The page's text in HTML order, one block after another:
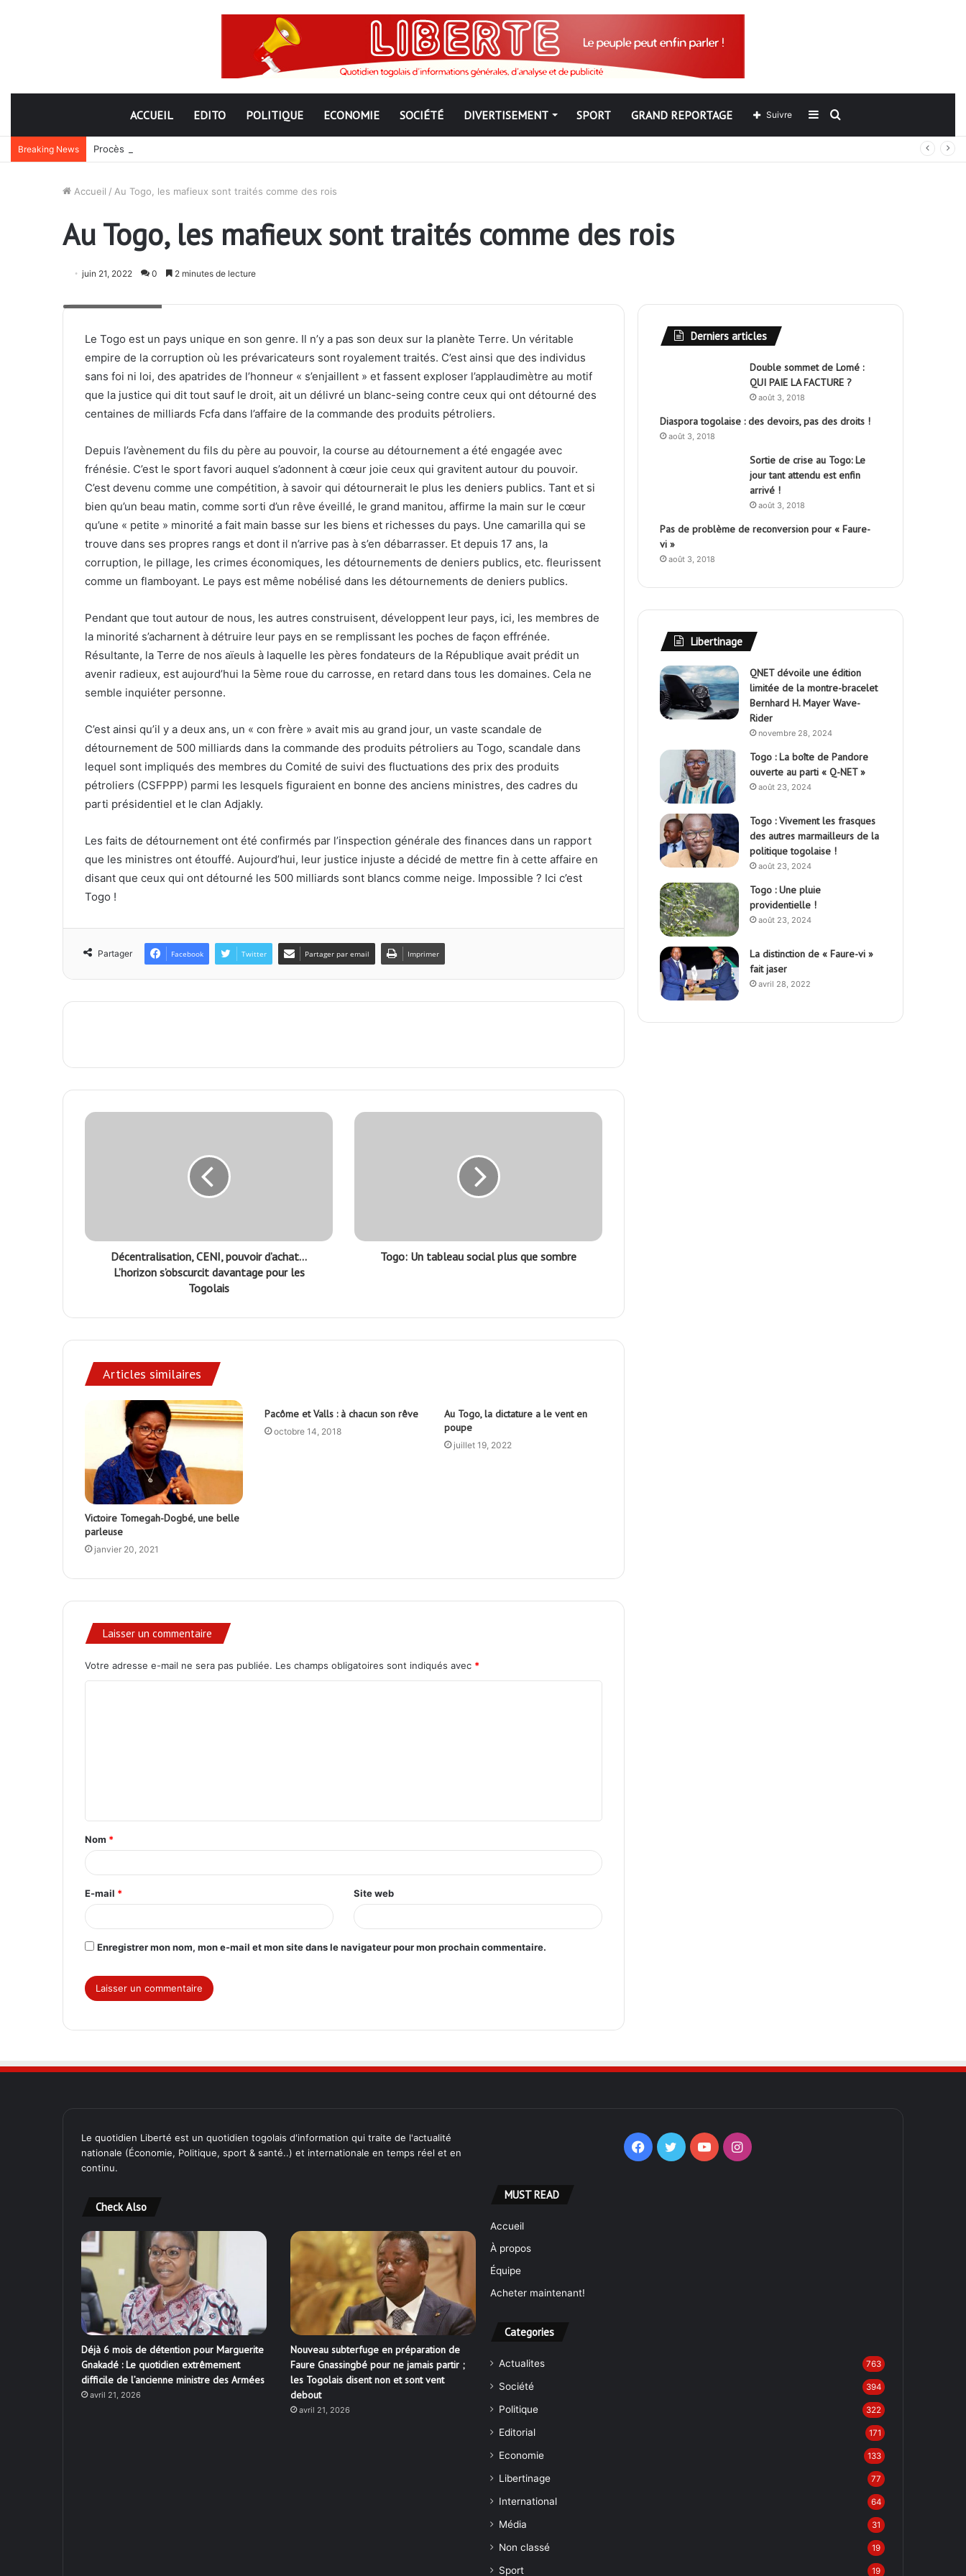
ACCUEIL EDITO POLITIQUE ECONOMIE SOCIÉTÉ DIVERTISEMENT SPORT GRAND REPORTAGE Rechercher
Sidebar
(barre
Suivre
Breaking News Procès Madjoulba : une farce judiciaire qui cache mal la tradition du crime au sein de l’armée des Gnassingbé
Accueil / Au Togo, les mafieux sont traités comme des rois
Au Togo, les mafieux sont traités comme des rois
juin 21, 2022 0 2 minutes de lecture
Le Togo est un pays unique en son genre. Il n’y a pas son deux sur la planète Terre. Un véritable
empire de la corruption où les prévaricateurs sont royalement traités. C’est ainsi que des individus
sans foi ni loi, des apatrides de l’honneur « s’enjaillent » et fassent exploser l’applaudimètre au motif
que la justice qui dit tout sauf le droit, ait un délivré un blanc-seing contre ceux qui ont détourné des
centaines de milliards Fcfa dans l’affaire de la commande des produits pétroliers.
Depuis l’avènement du fils du père au pouvoir, la course au détournement a été engagée avec
frénésie. C’est le sport favori auquel s’adonnent à cœur joie ceux qui gravitent autour du pouvoir.
C’est devenu comme une compétition, à savoir qui détournerait le plus les deniers publics. Tant et si
bien qu’un beau matin, comme sorti d’un rêve éveillé, le grand manitou, affirme la main sur le cœur
qu’une « petite » minorité a fait main basse sur les biens et richesses du pays. Une camarilla qui se
trouve dans ses propres rangs et dont il n’arrive pas à s’en débarrasser. Et depuis 17 ans, la
corruption, le pillage, les crimes économiques, les détournements de deniers publics, etc. fleurissent
comme un flamboyant. Le pays est même nobélisé dans les détournements de deniers publics.
Pendant que tout autour de nous, les autres construisent, développent leur pays, ici, les membres de
la minorité s’acharnent à détruire leur pays en se remplissant les poches de façon effrénée.
Résultante, la Terre de nos aïeuls à laquelle les pères fondateurs de la République avait prédit un
avenir radieux, est aujourd’hui la 5ème roue du carrosse, en retard dans tous les domaines. Cela ne
semble inquiéter personne.
C’est ainsi qu’il y a deux ans, un « con frère » avait mis au grand jour, un vaste scandale de
détournement de 500 milliards dans la commande des produits pétroliers au Togo, scandale dans
lequel sont impliqués des membres du Comité de suivi des fluctuations des prix des produits
pétroliers (CSFPPP) parmi les lesquels figuraient en bonne des anciens ministres, des cadres du
parti présidentiel et le clan Adjakly.
Les faits de détournement ont été confirmés par l’inspection générale des finances dans un rapport
que les ministres ont étouffé. Aujourd’hui, leur justice injuste a décidé de mettre fin à cette affaire en
disant que ceux qui ont détourné les 500 milliards sont blancs comme neige. Impossible ? Ici c’est
Togo !
Partager Facebook Twitter Partager par email Imprimer
Décentralisation, CENI, pouvoir d’achat…
L’horizon s’obscurcit davantage pour les
Togolais
Togo: Un tableau social plus que sombre
Articles similaires
Victoire Tomegah-Dogbé, une belle
parleuse
janvier 20, 2021
Pacôme et Valls : à chacun son rêve
octobre 14, 2018
Au Togo, la dictature a le vent en
poupe
juillet 19, 2022
Laisser un commentaire
Votre adresse e-mail ne sera pas publiée. Les champs obligatoires sont indiqués avec *
t
a
e
*
Nom *
E-mail * Site web
Enregistrer mon nom, mon e-mail et mon site dans le navigateur pour mon prochain commentaire.
Derniers articles
Double sommet de Lomé :
QUI PAIE LA FACTURE ?
août 3, 2018
Diaspora togolaise : des devoirs, pas des droits !
août 3, 2018
Sortie de crise au Togo: Le
jour tant attendu est enfin
arrivé !
août 3, 2018
Pas de problème de reconversion pour « Faure-
vi »
août 3, 2018
Libertinage
QNET dévoile une édition
limitée de la montre-bracelet
Bernhard H. Mayer Wave-
Rider
novembre 28, 2024
Togo : La boîte de Pandore
ouverte au parti « Q-NET »
août 23, 2024
Togo : Vivement les frasques
des autres marmailleurs de la
politique togolaise !
août 23, 2024
Togo : Une pluie
providentielle !
août 23, 2024
La distinction de « Faure-vi »
fait jaser
avril 28, 2022
Le quotidien Liberté est un quotidien togolais d'information qui traite de l'actualité
nationale (Économie, Politique, sport & santé..) et internationale en temps réel et en
continu.
Check Also
Déjà 6 mois de détention pour Marguerite
Gnakadé : Le quotidien extrêmement
difficile de l’ancienne ministre des Armées
avril 21, 2026
Nouveau subterfuge en préparation de
Faure Gnassingbé pour ne jamais partir ;
les Togolais disent non et sont vent
debout
avril 21, 2026
Facebook
TwitterYouTubeInstagram
MUST READ
Accueil
À propos
Équipe
Acheter maintenant!
Categories
Actualites 763
Société 394
Politique 322
Editorial 171
Economie 133
Libertinage 77
International 64
Média 31
Non classé 19
Sport 19